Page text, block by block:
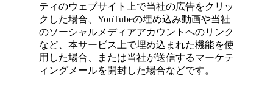
ティのウェブサイト上で当社の広告をクリッ
クした場合、YouTubeの埋め込み動画や当社
のソーシャルメディアアカウントへのリンク
など、本サービス上で埋め込まれた機能を使
用した場合、または当社が送信するマーケテ
ィングメールを開封した場合などです。